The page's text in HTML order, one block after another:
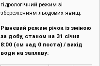
гідрологічний режим зі
збереженням льодових явищ.
Рівневий режим річок із зміною
за добу, станом на 31 січня
8:00 (см над 0 поста) / вихід
води на заплаву: